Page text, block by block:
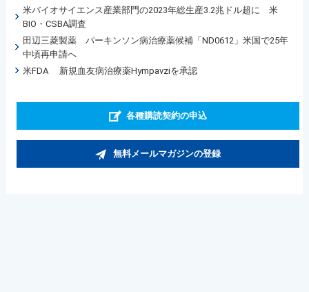
米バイオサイエンス産業部門の2023年総生産3.2兆ドル超に 米
BIO・CSBA調査
田辺三菱製薬 パーキンソン病治療薬候補「ND0612」米国で25年
中頃再申請へ
米FDA 新規血友病治療薬Hympavziを承認
各種購読契約の申込
無料メールマガジンの登録